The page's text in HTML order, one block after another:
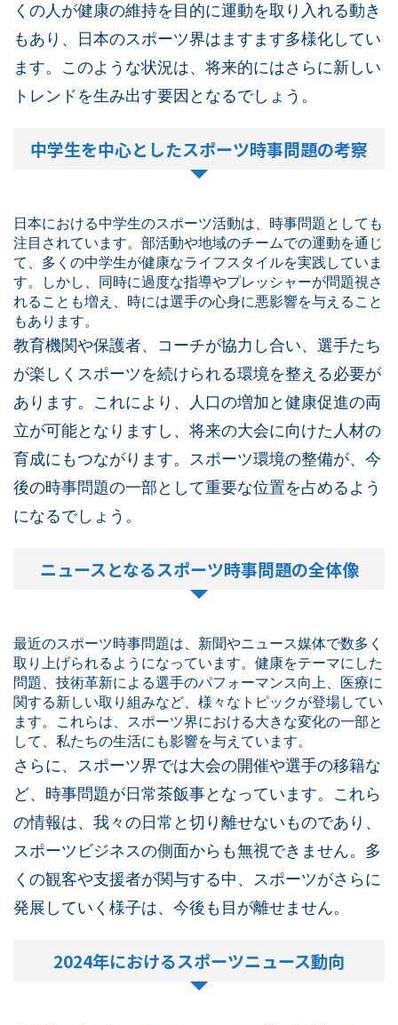
くの人が健康の維持を目的に運動を取り入れる動き
もあり、日本のスポーツ界はますます多様化してい
ます。このような状況は、将来的にはさらに新しい
トレンドを生み出す要因となるでしょう。
中学生を中心としたスポーツ時事問題の考察
日本における中学生のスポーツ活動は、時事問題としても
注目されています。部活動や地域のチームでの運動を通じ
て、多くの中学生が健康なライフスタイルを実践していま
す。しかし、同時に過度な指導やプレッシャーが問題視さ
れることも増え、時には選手の心身に悪影響を与えること
もあります。
教育機関や保護者、コーチが協力し合い、選手たち
が楽しくスポーツを続けられる環境を整える必要が
あります。これにより、人口の増加と健康促進の両
立が可能となりますし、将来の大会に向けた人材の
育成にもつながります。スポーツ環境の整備が、今
後の時事問題の一部として重要な位置を占めるよう
になるでしょう。
ニュースとなるスポーツ時事問題の全体像
最近のスポーツ時事問題は、新聞やニュース媒体で数多く
取り上げられるようになっています。健康をテーマにした
問題、技術革新による選手のパフォーマンス向上、医療に
関する新しい取り組みなど、様々なトピックが登場してい
ます。これらは、スポーツ界における大きな変化の一部と
して、私たちの生活にも影響を与えています。
さらに、スポーツ界では大会の開催や選手の移籍な
ど、時事問題が日常茶飯事となっています。これら
の情報は、我々の日常と切り離せないものであり、
スポーツビジネスの側面からも無視できません。多
くの観客や支援者が関与する中、スポーツがさらに
発展していく様子は、今後も目が離せません。
2024年におけるスポーツニュース動向